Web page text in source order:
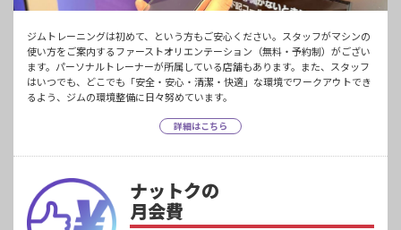
ジムトレーニングは初めて、という方もご安心ください。スタッフがマシンの
使い方をご案内するファーストオリエンテーション（無料・予約制）がござい
ます。パーソナルトレーナーが所属している店舗もあります。また、スタッフ
はいつでも、どこでも「安全・安心・清潔・快適」な環境でワークアウトでき
るよう、ジムの環境整備に日々努めています。
詳細はこちら
ナットクの
月会費